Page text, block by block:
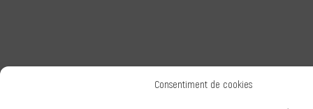
Consentiment de cookies